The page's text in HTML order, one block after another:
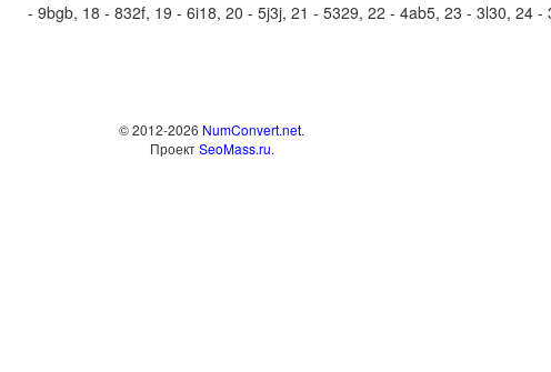
- 9bgb, 18 - 832f, 19 - 6i18, 20 - 5j3j, 21 - 5329, 22 - 4ab5, 23 - 3l30, 24
© 2012-2026 NumConvert.net.
ПроектSeoMass.ru.